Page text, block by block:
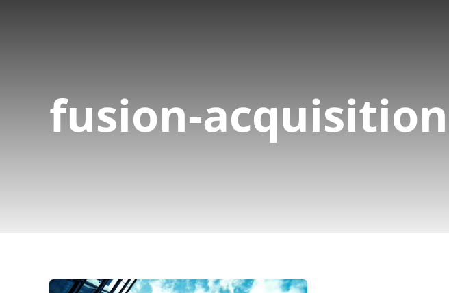
fusion-acquisition